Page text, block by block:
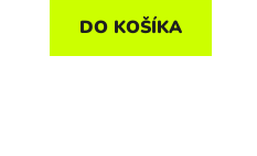
DO KOŠÍKA